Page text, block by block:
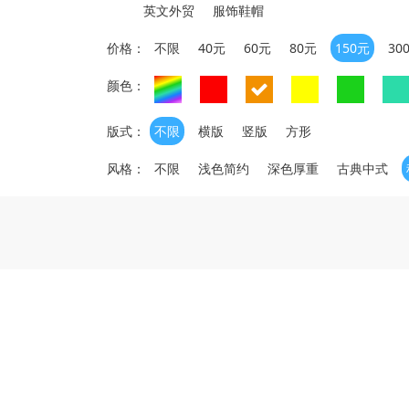
英文外贸
服饰鞋帽
价格： 不限 40元 60元 80元 150元
颜色：
版式： 不限 横版 竖版 方形
风格： 不限 浅色简约 深色厚重 古典中式